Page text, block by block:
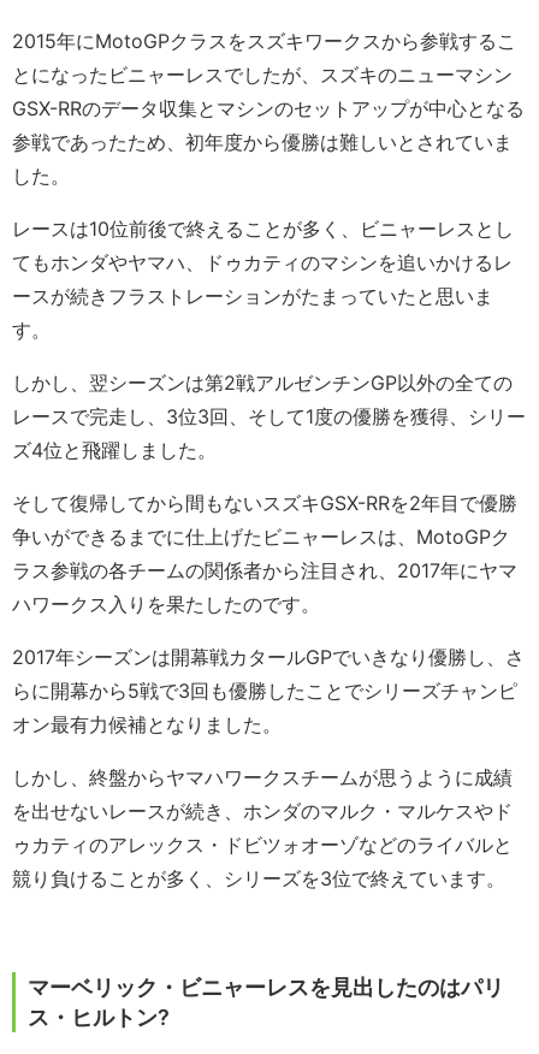
2015年にMotoGPクラスをスズキワークスから参戦するこ
とになったビニャーレスでしたが、スズキのニューマシン
GSX-RRのデータ収集とマシンのセットアップが中心となる
参戦であったため、初年度から優勝は難しいとされていま
した。
レースは10位前後で終えることが多く、ビニャーレスとし
てもホンダやヤマハ、ドゥカティのマシンを追いかけるレ
ースが続きフラストレーションがたまっていたと思いま
す。
しかし、翌シーズンは第2戦アルゼンチンGP以外の全ての
レースで完走し、3位3回、そして1度の優勝を獲得、シリー
ズ4位と飛躍しました。
そして復帰してから間もないスズキGSX-RRを2年目で優勝
争いができるまでに仕上げたビニャーレスは、MotoGPク
ラス参戦の各チームの関係者から注目され、2017年にヤマ
ハワークス入りを果たしたのです。
2017年シーズンは開幕戦カタールGPでいきなり優勝し、さ
らに開幕から5戦で3回も優勝したことでシリーズチャンピ
オン最有力候補となりました。
しかし、終盤からヤマハワークスチームが思うように成績
を出せないレースが続き、ホンダのマルク・マルケスやド
ゥカティのアレックス・ドビツォオーゾなどのライバルと
競り負けることが多く、シリーズを3位で終えています。
マーベリック・ビニャーレスを見出したのはパリ
ス・ヒルトン?